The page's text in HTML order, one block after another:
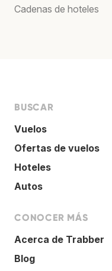
Cadenas de hoteles
BUSCAR
Vuelos
Ofertas de vuelos
Hoteles
Autos
CONOCER MÁS
Acerca de Trabber
Blog